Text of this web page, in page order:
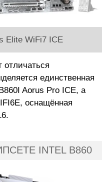
Elite WiFi7 ICE
отличаться
единственная
Aorus Pro ICE, а
оснащённая
INTEL B860